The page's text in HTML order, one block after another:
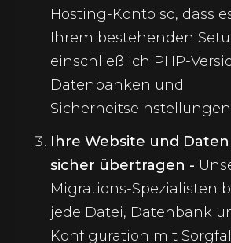
Hosting-Konto so, dass
Ihrem bestehenden
einschließlich PHP-
Datenbanken und
Ihre Website und
sicher übertragen -
Migrations-Spezialisten
jede Datei, Datenbank
Konfiguration mit